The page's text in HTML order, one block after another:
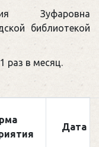
Зуфаровна
библиотекой
раз в месяц.
Дата